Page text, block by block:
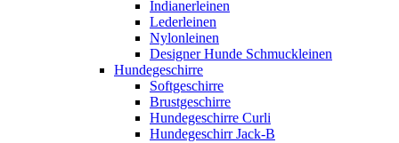
Indianerleinen
Lederleinen
Nylonleinen
Designer Hunde Schmuckleinen
Hundegeschirre
Softgeschirre
Brustgeschirre
Hundegeschirre Curli
Hundegeschirr Jack-B